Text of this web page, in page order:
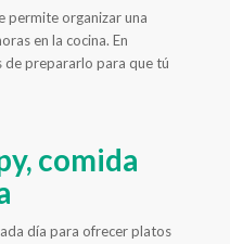
permite organizar una
en la cocina. En
de prepararlo para que tú
comida
día para ofrecer platos